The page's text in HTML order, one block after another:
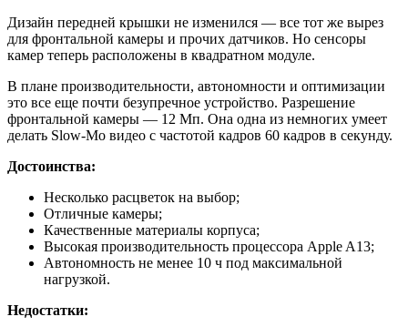
Дизайн передней крышки не изменился — все тот же вырез
для фронтальной камеры и прочих датчиков. Но сенсоры
камер теперь расположены в квадратном модуле.
В плане производительности, автономности и оптимизации
это все еще почти безупречное устройство. Разрешение
фронтальной камеры — 12 Мп. Она одна из немногих умеет
делать Slow-Mo видео с частотой кадров 60 кадров в секунду.
Достоинства:
Несколько расцветок на выбор;
Отличные камеры;
Качественные материалы корпуса;
Высокая производительность процессора Apple A13;
Автономность не менее 10 ч под максимальной
нагрузкой.
Недостатки: